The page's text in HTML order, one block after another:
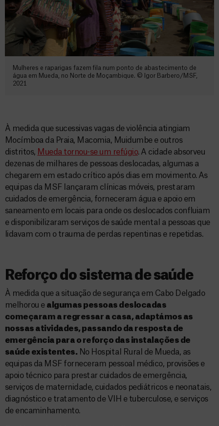
Mulheres e raparigas fazem fila num ponto de abastecimento de
água em Mueda, no Norte de Moçambique. © Igor Barbero/MSF,
2021
À medida que sucessivas vagas de violência atingiam
Mocímboa da Praia, Macomia, Muidumbe e outros
distritos, Mueda tornou-se um refúgio. A cidade absorveu
dezenas de milhares de pessoas deslocadas, algumas a
chegarem em estado crítico após dias em movimento. As
equipas da MSF lançaram clínicas móveis, prestaram
cuidados de emergência, forneceram água e apoio em
saneamento em locais para onde os deslocados confluiam
e disponibilizaram serviços de saúde mental a pessoas que
lidavam com o trauma de perdas repentinas e repetidas.
Reforço do sistema de saúde
À medida que a situação de segurança em Cabo Delgado
melhorou e algumas pessoas deslocadas
começaram a regressar a casa, adaptámos as
nossas atividades, passando da resposta de
emergência para o reforço das instalações de
saúde existentes. No Hospital Rural de Mueda, as
equipas da MSF forneceram pessoal médico, provisões e
apoio técnico para prestar cuidados de emergência,
serviços de maternidade, cuidados pediátricos e neonatais,
diagnóstico e tratamento de VIH e tuberculose, e serviços
de encaminhamento.